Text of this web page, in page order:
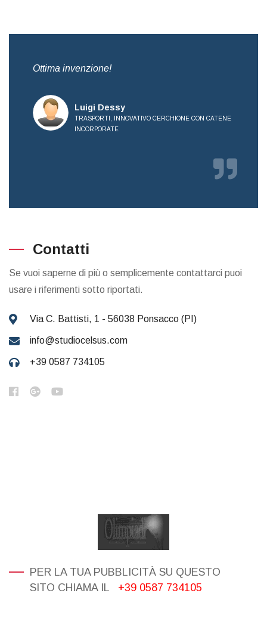
Ottima invenzione!
Luigi Dessy
TRASPORTI, INNOVATIVO CERCHIONE CON CATENE
INCORPORATE
Contatti
Se vuoi saperne di più o semplicemente contattarci puoi
usare i riferimenti sotto riportati.
Via C. Battisti, 1 - 56038 Ponsacco (PI)
info@studiocelsus.com
+39 0587 734105
PER LA TUA PUBBLICITÀ SU QUESTO
SITO CHIAMA IL
+39 0587 734105